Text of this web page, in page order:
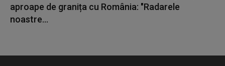
aproape de granița cu România: "Radarele
noastre...